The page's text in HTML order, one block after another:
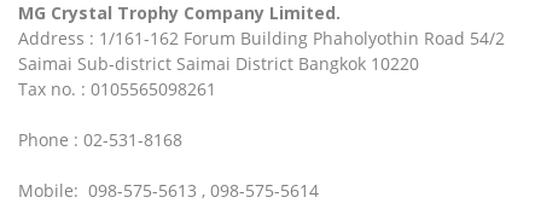
MG Crystal Trophy Company Limited.
Address : 1/161-162 Forum Building Phaholyothin Road 54/2
Saimai Sub-district Saimai District Bangkok 10220
Tax no. : 0105565098261
Phone : 02-531-8168
Mobile: 098-575-5613 , 098-575-5614